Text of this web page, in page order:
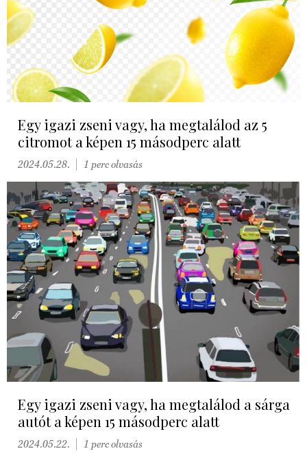
Egy igazi zseni vagy, ha megtalálod az 5
citromot a képen 15 másodperc alatt
2024.05.28. 1 perc olvasás
Egy igazi zseni vagy, ha megtalálod a sárga
autót a képen 15 másodperc alatt
2024.05.22. 1 perc olvasás